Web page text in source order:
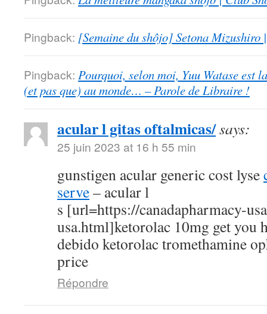
Pingback: [Semaine du shôjo] Setona Mizushiro
Pingback: Pourquoi, selon moi, Yuu Watase est
(et pas que) au monde… – Parole de Libraire !
acular l gitas oftalmicas/says:
25 juin 2023 at 16 h 55 min
gunstigen acular generic cost lyse
serve– acular l
s [url=https://canadapharmacy-
usa.html]ketorolac 10mg get you
debido ketorolac tromethamine
price
Répondre